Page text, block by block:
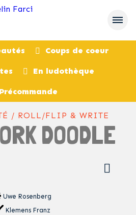
Coups de coeur
En ludothèque
/ ROLL/FLIP & WRITE
DOODLE
Uwe Rosenberg
Klemens Franz